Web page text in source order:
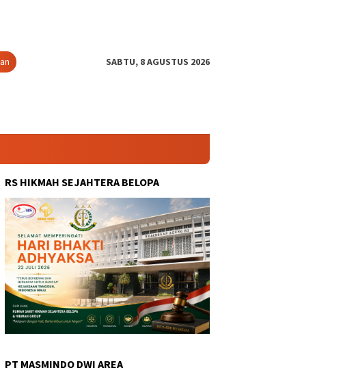
SABTU, 8 AGUSTUS 2026
RS HIKMAH SEJAHTERA BELOPA
PT MASMINDO DWI AREA